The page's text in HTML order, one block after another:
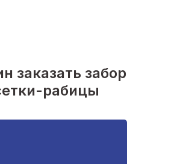
заказать забор
рабицы